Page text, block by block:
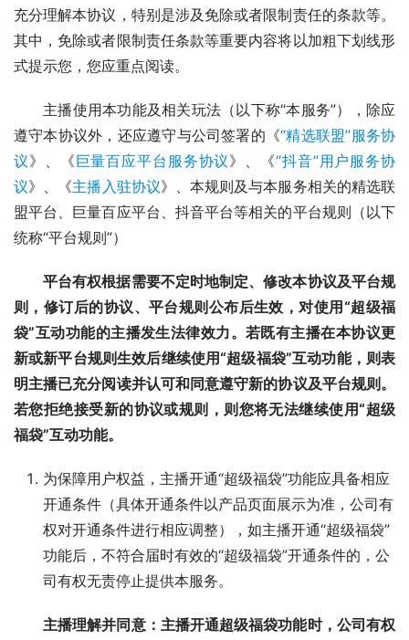
充分理解本协议，特别是涉及免除或者限制责任的条款等。
其中，免除或者限制责任条款等重要内容将以加粗下划线形
式提示您，您应重点阅读。
主播使用本功能及相关玩法（以下称“本服务”），除应
遵守本协议外，还应遵守与公司签署的《“精选联盟”服务协
议》、《巨量百应平台服务协议》、《“抖音”用户服务协
议》、《主播入驻协议》、本规则及与本服务相关的精选联
盟平台、巨量百应平台、抖音平台等相关的平台规则（以下
统称“平台规则”）
平台有权根据需要不定时地制定、修改本协议及平台规
则，修订后的协议、平台规则公布后生效，对使用“超级福
袋”互动功能的主播发生法律效力。若既有主播在本协议更
新或新平台规则生效后继续使用“超级福袋”互动功能，则表
明主播已充分阅读并认可和同意遵守新的协议及平台规则。
若您拒绝接受新的协议或规则，则您将无法继续使用“超级
福袋”互动功能。
为保障用户权益，主播开通“超级福袋”功能应具备相应
开通条件（具体开通条件以产品页面展示为准，公司有
权对开通条件进行相应调整），如主播开通“超级福袋”
功能后，不符合届时有效的“超级福袋”开通条件的，公
司有权无责停止提供本服务。
主播理解并同意：主播开通超级福袋功能时，公司有权